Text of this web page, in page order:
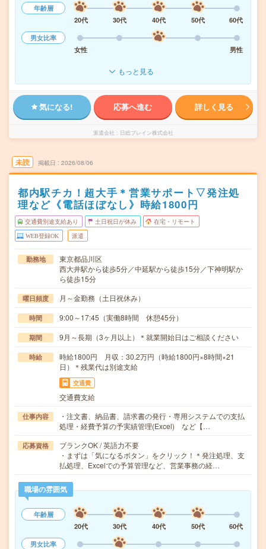
年齢層
20代
30代 40代 50代
60代
男女比率
女性
男性
もっと見る
気になる! 応募へ進む 詳しく見る
派遣会社 日総ブレイン株式会社
未読 掲載日 2026/08/06
都内駅チカ！超大手＊営業サポート▽発注処
理など《電話ほぼなし》時給1800円
交通費別途支給あり 土日祝日が休み 在宅・リモート
WEB登録OK 派遣
勤務地
東京都品川区
西大井駅から徒歩5分／中延駅から徒歩15分／下神明駅か
ら徒歩15分
曜日頻度 月～金勤務（土日祝休み）
時間 9:00～17:45（実働8時間 休憩45分）
期間 9月～長期（3ヶ月以上）＊就業開始日はご相談ください
時給
時給1800円 月収：30.2万円（時給1800円×8時間×21
日）＊残業代は別途支給
交通費
交通費支給
仕事内容
・注文書、納品書、請求書の発行・専用システムでの支払
処理・経費予算の予実績管理(Excel) など【…
応募資格
ブランクOK / 英語力不要
・まずは「気になるボタン」をクリック！＊発注処理、支
払処理、Excelでの予算管理など、営業事務の経…
職場の雰囲気
年齢層
20代
30代 40代 50代
60代
男女比率